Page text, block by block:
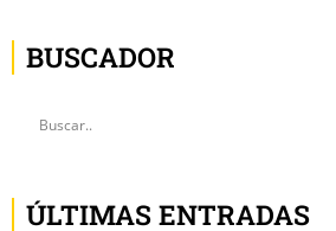
BUSCADOR
ÚLTIMAS ENTRADAS